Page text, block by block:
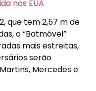
que tem 2,57 m de
o “Batmóvel”
mais estreitas,
serão
Mercedes e